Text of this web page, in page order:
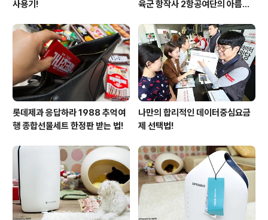
사용기!
육군 항작사 2항공여단의 아름다
롯데제과 응답하라 1988 추억여
행 종합선물세트 한정판 받는 법!
나만의 합리적인 데이터중심요금
제 선택법!